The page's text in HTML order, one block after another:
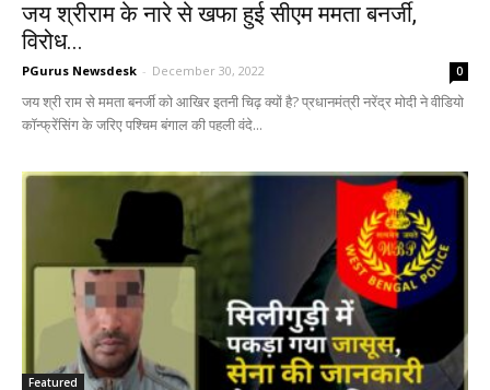
जय श्रीराम के नारे से खफा हुई सीएम ममता बनर्जी,
विरोध...
PGurus Newsdesk - December 30, 2022 0
जय श्री राम से ममता बनर्जी को आखिर इतनी चिढ़ क्यों है? प्रधानमंत्री नरेंद्र मोदी ने वीडियो
कॉन्फ्रेंसिंग के जरिए पश्चिम बंगाल की पहली वंदे...
Featured